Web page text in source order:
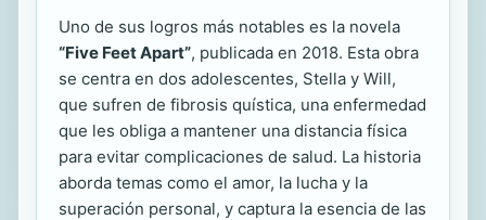
Uno de sus logros más notables es la novela
“Five Feet Apart”, publicada en 2018. Esta obra
se centra en dos adolescentes, Stella y Will,
que sufren de fibrosis quística, una enfermedad
que les obliga a mantener una distancia física
para evitar complicaciones de salud. La historia
aborda temas como el amor, la lucha y la
superación personal, y captura la esencia de las